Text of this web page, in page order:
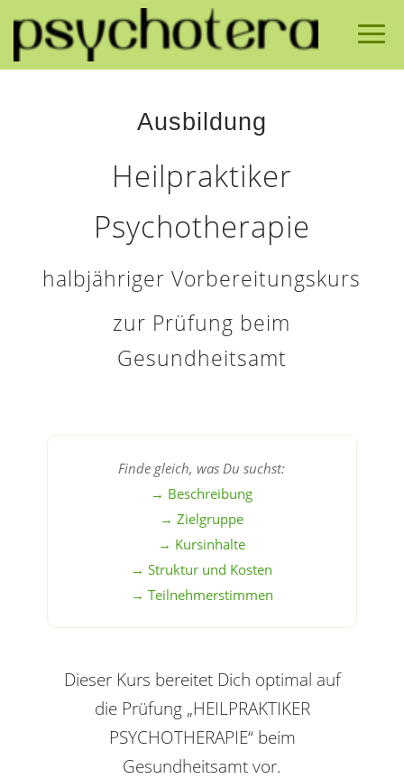
Ausbildung
Heilpraktiker
Psychotherapie
halbjähriger Vorbereitungskurs
zur Prüfung beim
Gesundheitsamt
Finde gleich, was Du suchst:
→ Beschreibung
→ Zielgruppe
→ Kursinhalte
→ Struktur und Kosten
→ Teilnehmerstimmen
Dieser Kurs bereitet Dich optimal auf
die Prüfung „HEILPRAKTIKER
PSYCHOTHERAPIE“ beim
Gesundheitsamt vor.